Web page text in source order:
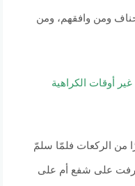
ومن وافقهم، ومن
أوقات الكراهية
من الركعات فلمّا سلمّ
على شفع أم على